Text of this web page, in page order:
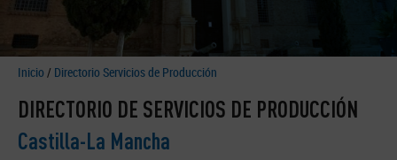
Inicio / Directorio Servicios de Producción
DIRECTORIO DE SERVICIOS DE PRODUCCIÓN
Castilla-La Mancha